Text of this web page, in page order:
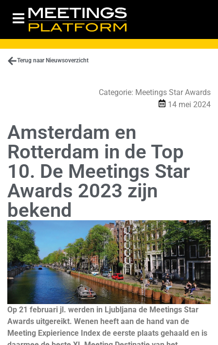
Terug naar Nieuwsoverzicht
Categorie: Meetings Star Awards
14 mei 2024
Amsterdam en
Rotterdam in de Top
10. De Meetings Star
Awards 2023 zijn
bekend
Op 21 februari jl. werden in Ljubljana de Meetings Star
Awards uitgereikt. Wenen heeft aan de hand van de
Meeting Expierience Index de eerste plaats gehaald en is